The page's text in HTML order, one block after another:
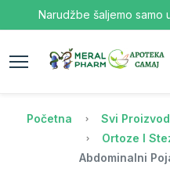
Narudžbe šaljemo samo
Početna Svi
Ortoze I
Abdominalni